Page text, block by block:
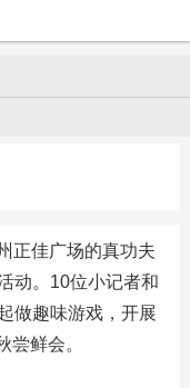
正佳广场的真功夫
动。10位小记者和
做趣味游戏，开展
尝鲜会。